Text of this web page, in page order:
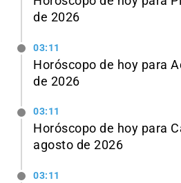
de 2026
03:11
Horóscopo de hoy para
de 2026
03:11
Horóscopo de hoy para
agosto de 2026
03:11